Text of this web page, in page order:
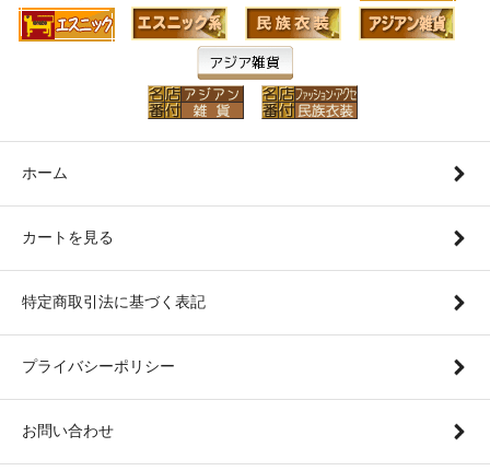
には最高の商品です。 正直、履き心地は良くありません
全く気にしていません。 また、サイズに誤差がある可能
せていただいた時も即日、画像付きでサイズの説明をして
そして注文後もすぐ配送していただき、御社の代表の方
レゼント、次回割引チケットまで同封されており、大変感
顔が見えないネットでの買い物ですが、御社のスタッフ様はとても素晴らし
本日、アラジンパンツ届きました♪。 問い合わせに関して
サイケエスニック長財布(グリーン)届きました。やっぱり
ホーム
カートを見る
特定商取引法に基づく表記
プライバシーポリシー
お問い合わせ